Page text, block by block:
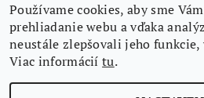
Nájdete nás aj na
Používame cookies, aby sme
prehliadanie webu a vďaka
neustále zlepšovali jeho
Viac informáciítu.